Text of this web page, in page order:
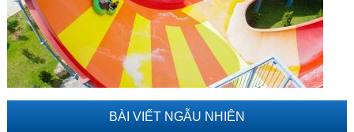
BÀI VIẾT NGẪU NHIÊN